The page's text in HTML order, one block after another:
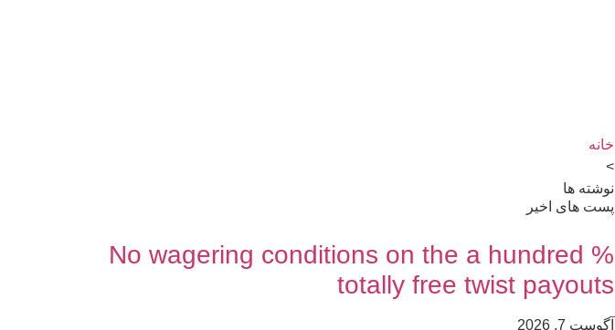
خانه
>
نوشته ها
پست های اخیر
No wagering conditions on the a hundred %
totally free twist payouts
آگوست 7, 2026